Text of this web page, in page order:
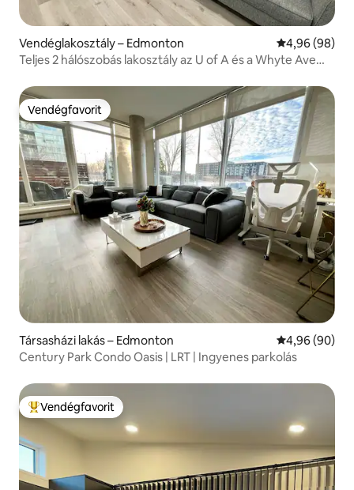
Vendéglakosztály – Edmonton Átlagos
4,96 (98)
Teljes 2 hálószobás lakosztály az U of A és a Whyte Ave
Vendégfavorit
Vendégfavorit
Társasházi lakás – Edmonton Átlagos
4,96 (90)
Century Park Condo Oasis | LRT | Ingyenes parkolás
Kiemelt vendégfavorit
Vendégfavorit